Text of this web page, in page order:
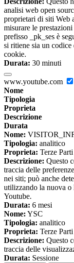
analisi web open
proprietari di siti Web
misurare le
prefisso _pk_ses è
si ritiene sia un
cookie.
Durata: 30 minuti
www.youtube.com
Nome
Tipologia
Proprieta
Descrizione
Durata
Nome:
Tipologia: analitico
Proprieta: Terze Parti
Descrizione: Questo
traccia delle
nei siti; può anche
utilizzando la nuova o
Youtube.
Durata: 6 mesi
Nome: YSC
Tipologia: analitico
Proprieta: Terze Parti
Descrizione: Questo
traccia delle
Durata: Sessione